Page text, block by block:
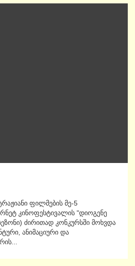
ფილმების მე-5
კინოფესტივალის "დიოგენე
ძირითად კონკურსში მოხვდა
ანიმაციური და